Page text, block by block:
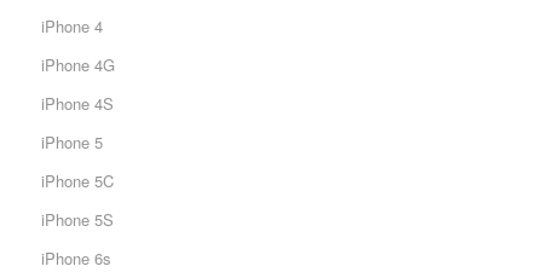
iPhone 4
iPhone 4G
iPhone 4S
iPhone 5
iPhone 5C
iPhone 5S
iPhone 6s